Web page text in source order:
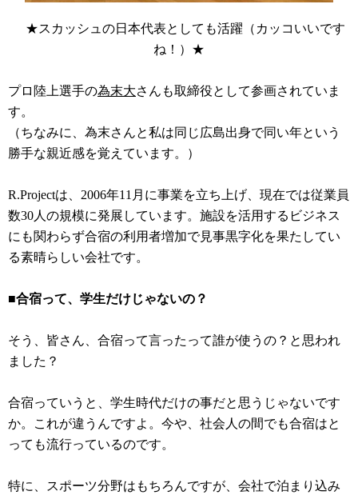
★スカッシュの日本代表としても活躍（カッコいいです
ね！）★
プロ陸上選手の為末大さんも取締役として参画されていま
す。
（ちなみに、為末さんと私は同じ広島出身で同い年という
勝手な親近感を覚えています。）
R.Projectは、2006年11月に事業を立ち上げ、現在では従業員
数30人の規模に発展しています。施設を活用するビジネス
にも関わらず合宿の利用者増加で見事黒字化を果たしてい
る素晴らしい会社です。
■合宿って、学生だけじゃないの？
そう、皆さん、合宿って言ったって誰が使うの？と思われ
ました？
合宿っていうと、学生時代だけの事だと思うじゃないです
か。これが違うんですよ。今や、社会人の間でも合宿はと
っても流行っているのです。
特に、スポーツ分野はもちろんですが、会社で泊まり込み